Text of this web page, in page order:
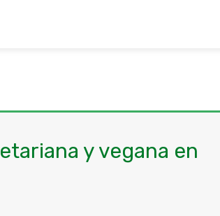
y vegana en